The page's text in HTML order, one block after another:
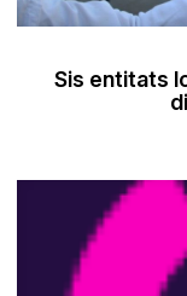
Sis entitats